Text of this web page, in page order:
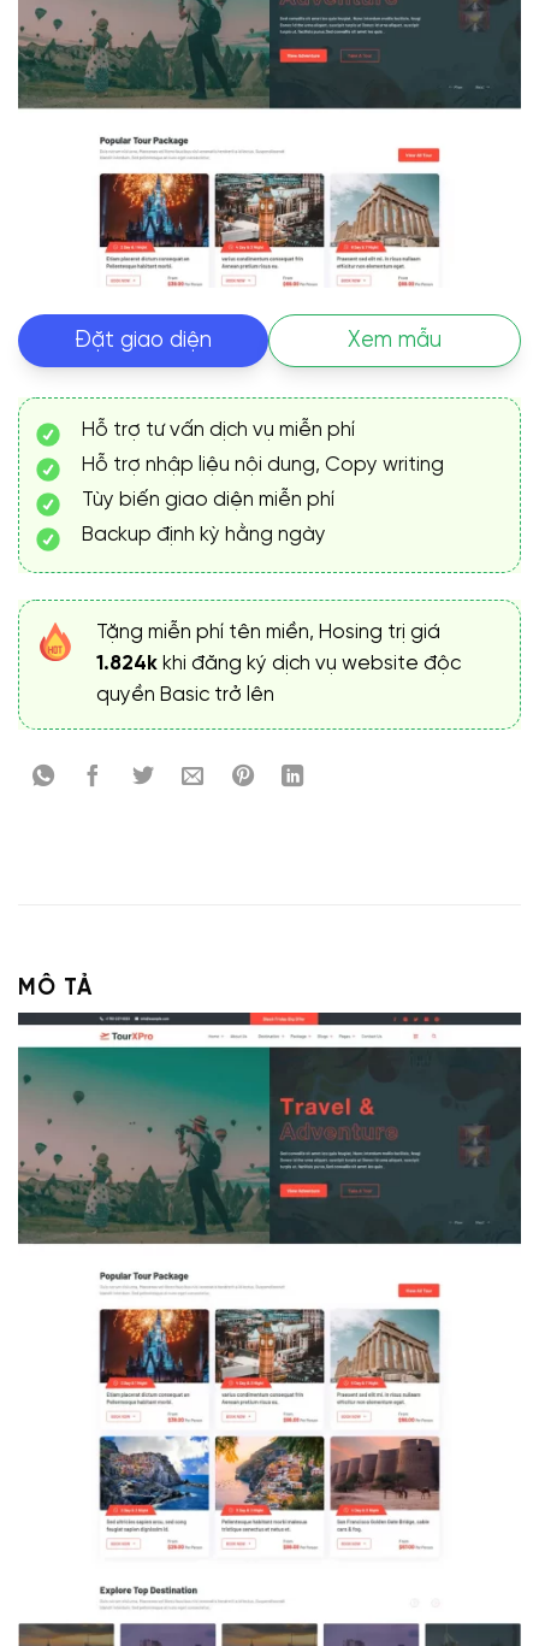
Đặt giao diện Xem mẫu
Hỗ trợ tư vấn dịch vụ miễn phí
Hỗ trợ nhập liệu nội dung, Copy writing
Tùy biến giao diện miễn phí
Backup định kỳ hằng ngày
Tặng miễn phí tên miền, Hosing trị giá
1.824k khi đăng ký dịch vụ website độc
quyền Basic trở lên
MÔ TẢ